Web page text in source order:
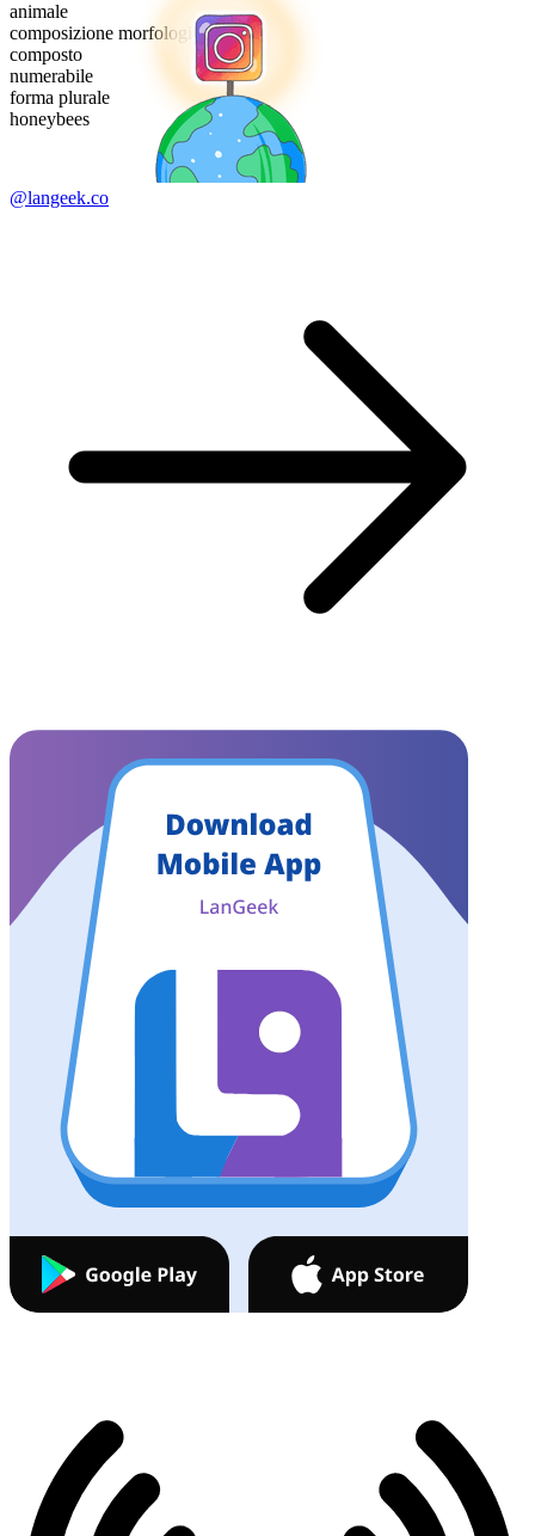
animale
composizione morfologica
composto
numerabile
forma plurale
honeybees
@langeek.co